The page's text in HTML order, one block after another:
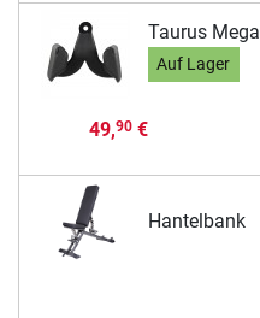
Taurus
Auf Lager
49,90€
Hantelbank